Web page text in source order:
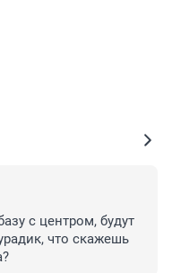
с центром, будут
что скажешь